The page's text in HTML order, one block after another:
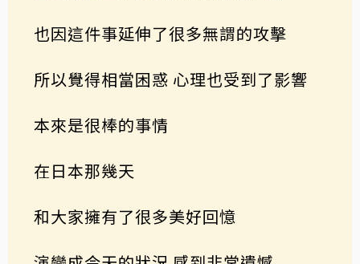
也因這件事延伸了很多無謂的攻擊
所以覺得相當困惑 心理也受到了影響
本來是很棒的事情
在日本那幾天
和大家擁有了很多美好回憶